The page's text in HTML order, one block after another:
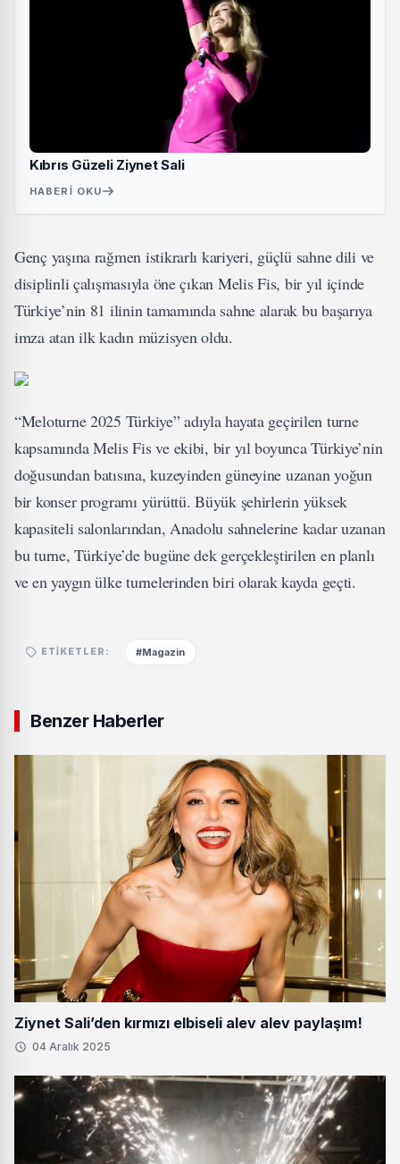
Kıbrıs Güzeli Ziynet Sali
HABERI OKU
Genç yaşına rağmen istikrarlı kariyeri, güçlü sahne dili ve
disiplinli çalışmasıyla öne çıkan Melis Fis, bir yıl içinde
Türkiye’nin 81 ilinin tamamında sahne alarak bu başarıya
imza atan ilk kadın müzisyen oldu.
“Meloturne 2025 Türkiye” adıyla hayata geçirilen turne
kapsamında Melis Fis ve ekibi, bir yıl boyunca Türkiye’nin
doğusundan batısına, kuzeyinden güneyine uzanan yoğun
bir konser programı yürüttü. Büyük şehirlerin yüksek
kapasiteli salonlarından, Anadolu sahnelerine kadar uzanan
bu turne, Türkiye’de bugüne dek gerçekleştirilen en planlı
ve en yaygın ülke turnelerinden biri olarak kayda geçti.
ETIKETLER: #Magazin
Benzer Haberler
Ziynet Sali’den kırmızı elbiseli alev alev paylaşım!
04 Aralık 2025